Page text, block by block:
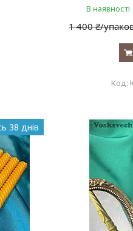
В наявності
1 400 ₴/
38 днів